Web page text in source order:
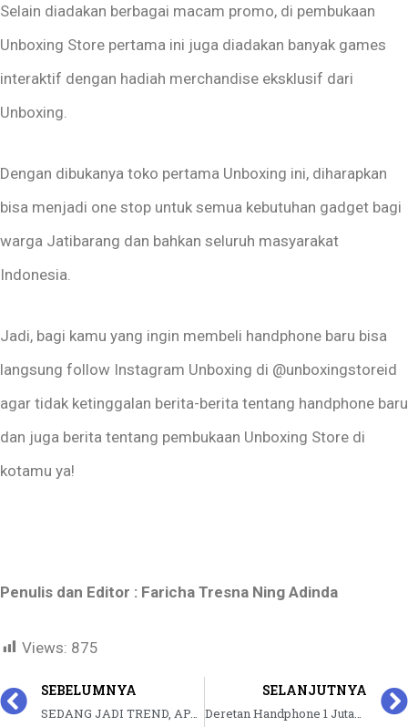
Selain diadakan berbagai macam promo, di pembukaan
Unboxing Store pertama ini juga diadakan banyak games
interaktif dengan hadiah merchandise eksklusif dari
Unboxing.
Dengan dibukanya toko pertama Unboxing ini, diharapkan
bisa menjadi one stop untuk semua kebutuhan gadget bagi
warga Jatibarang dan bahkan seluruh masyarakat
Indonesia.
Jadi, bagi kamu yang ingin membeli handphone baru bisa
langsung follow Instagram Unboxing di @unboxingstoreid
agar tidak ketinggalan berita-berita tentang handphone baru
dan juga berita tentang pembukaan Unboxing Store di
kotamu ya!
Penulis dan Editor : Faricha Tresna Ning Adinda
Views: 875
SEBELUMNYA
SEDANG JADI TREND, APA KELEBIHAN DAN KEKURANGAN DARI HANDPHONE DENGAN CURVED SCREEN?
SELANJUTNYA
Deretan Handphone 1 Jutaan Terbaik di Kelasnya